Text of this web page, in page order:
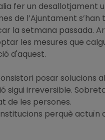
fer un desallotjament
de l’Ajuntament
la setmana passada.
les mesures que
d'aquest.
posar solucions
sigui irreversible.
de les persones.
perquè